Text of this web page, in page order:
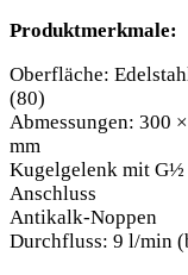
Produktmerkmale:
Oberfläche:
(80)
Abmessungen: 300
mm
Kugelgelenk mit G½
Anschluss
Antikalk-Noppen
Durchfluss: 9 l/min